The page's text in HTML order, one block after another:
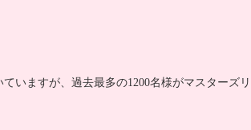
ていますが、過去最多の1200名様がマスターズ